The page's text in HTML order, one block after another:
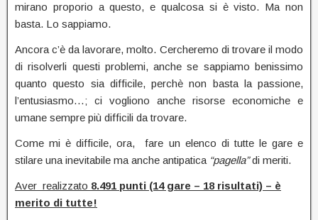
mirano proporio a questo, e qualcosa si è visto. Ma non
basta. Lo sappiamo.
Ancora c’è da lavorare, molto. Cercheremo di trovare il modo
di risolverli questi problemi, anche se sappiamo benissimo
quanto questo sia difficile, perchè non basta la passione,
l’entusiasmo…; ci vogliono anche risorse economiche e
umane sempre più difficili da trovare.
Come mi è difficile, ora, fare un elenco di tutte le gare e
stilare una inevitabile ma anche antipatica “pagella”di meriti.
Aver realizzato 8.491 punti (14 gare – 18 risultati) – è
merito di tutte!